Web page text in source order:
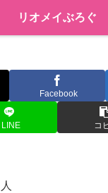
Facebook
LINE コ
リオメイぶろぐ